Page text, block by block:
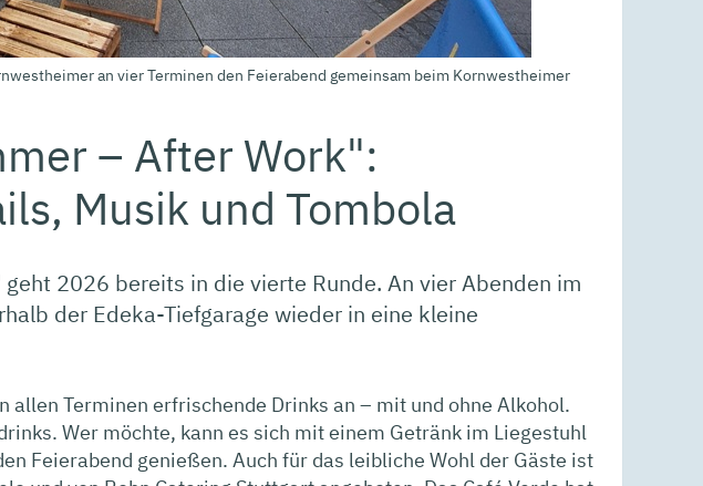
an vier Terminen den Feierabend gemeinsam beim Kornwestheimer
– After Work":
Musik und Tombola
2026 bereits in die vierte Runde. An vier Abenden im
der Edeka-Tiefgarage wieder in eine kleine
Terminen erfrischende Drinks an – mit und ohne Alkohol.
Wer möchte, kann es sich mit einem Getränk im Liegestuhl
Feierabend genießen. Auch für das leibliche Wohl der Gäste ist